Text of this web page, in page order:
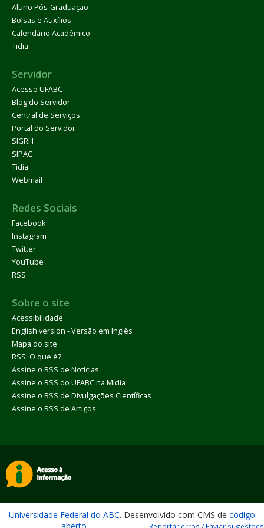
Aluno Pós-Graduação
Bolsas e Auxílios
Calendário Acadêmico
Tidia
Servidor
Acesso UFABC
Blog do Servidor
Central de Serviços
Portal do Servidor
SIGRH
SIPAC
Tidia
Webmail
Redes Sociais
Facebook
Instagram
Twitter
YouTube
RSS
Sobre o site
Acessibilidade
English version - Versão em Inglês
Mapa do site
RSS: O que é?
Assine o RSS de Notícias
Assine o RSS do UFABC na Mídia
Assine o RSS de Divulgações Científicas
Assine o RSS de Artigos
Universidade Federal do ABC. Desenvolvido com CMS de código